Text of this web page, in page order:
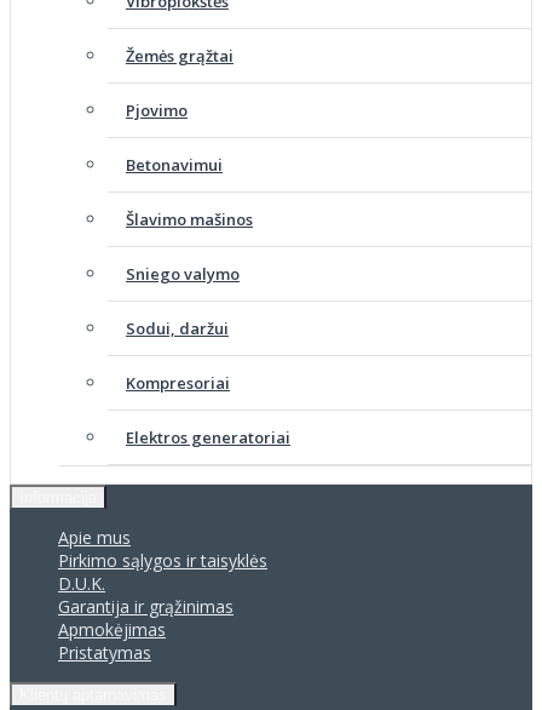
Žemės grąžtai
Pjovimo
Betonavimui
Šlavimo mašinos
Sniego valymo
Sodui, daržui
Kompresoriai
Elektros generatoriai
Apie mus
Pirkimo sąlygos ir taisyklės
D.U.K.
Garantija ir grąžinimas
Apmokėjimas
Pristatymas